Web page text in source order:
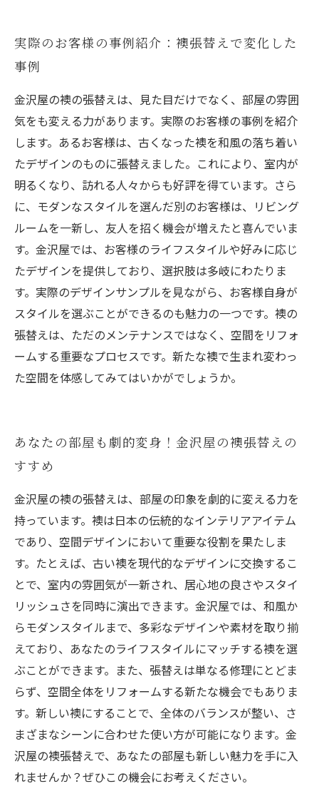
実際のお客様の事例紹介：襖張替えで変化した
事例
金沢屋の襖の張替えは、見た目だけでなく、部屋の雰囲
気をも変える力があります。実際のお客様の事例を紹介
します。あるお客様は、古くなった襖を和風の落ち着い
たデザインのものに張替えました。これにより、室内が
明るくなり、訪れる人々からも好評を得ています。さら
に、モダンなスタイルを選んだ別のお客様は、リビング
ルームを一新し、友人を招く機会が増えたと喜んでいま
す。金沢屋では、お客様のライフスタイルや好みに応じ
たデザインを提供しており、選択肢は多岐にわたりま
す。実際のデザインサンプルを見ながら、お客様自身が
スタイルを選ぶことができるのも魅力の一つです。襖の
張替えは、ただのメンテナンスではなく、空間をリフォ
ームする重要なプロセスです。新たな襖で生まれ変わっ
た空間を体感してみてはいかがでしょうか。
あなたの部屋も劇的変身！金沢屋の襖張替えの
すすめ
金沢屋の襖の張替えは、部屋の印象を劇的に変える力を
持っています。襖は日本の伝統的なインテリアアイテム
であり、空間デザインにおいて重要な役割を果たしま
す。たとえば、古い襖を現代的なデザインに交換するこ
とで、室内の雰囲気が一新され、居心地の良さやスタイ
リッシュさを同時に演出できます。金沢屋では、和風か
らモダンスタイルまで、多彩なデザインや素材を取り揃
えており、あなたのライフスタイルにマッチする襖を選
ぶことができます。また、張替えは単なる修理にとどま
らず、空間全体をリフォームする新たな機会でもありま
す。新しい襖にすることで、全体のバランスが整い、さ
まざまなシーンに合わせた使い方が可能になります。金
沢屋の襖張替えで、あなたの部屋も新しい魅力を手に入
れませんか？ぜひこの機会にお考えください。